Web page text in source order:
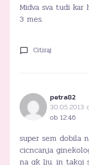
Midva sva tudi
3 mes.
Citiraj
petra82
30.05.2013
ob 12:46
super sem dobila
cicncanja
na gk lju. in takoj